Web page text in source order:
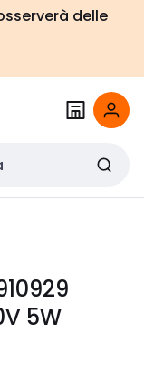
delle
5W